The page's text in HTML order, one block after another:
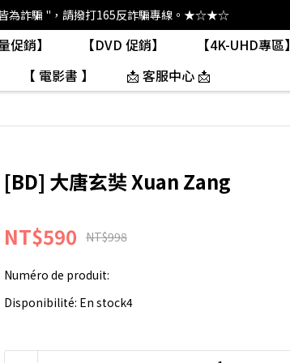
為詐騙 "，請撥打165反詐騙專線。★☆★☆
促銷】 【DVD 促銷】
【4K-UHD專區】
【 電影書 】 📩 客服中心 📩
[BD] 大唐玄奘 Xuan Zang
NT$590 NT$998
Numéro de produit:
Disponibilité: En stock4